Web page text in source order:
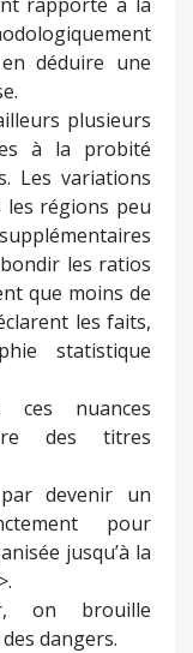
déduire une
plusieurs
à la probité
Les variations
régions peu
les ratios
que moins de
les faits,
statistique
nuances
des titres
devenir un
pour
jusqu’à la
on brouille
dangers.